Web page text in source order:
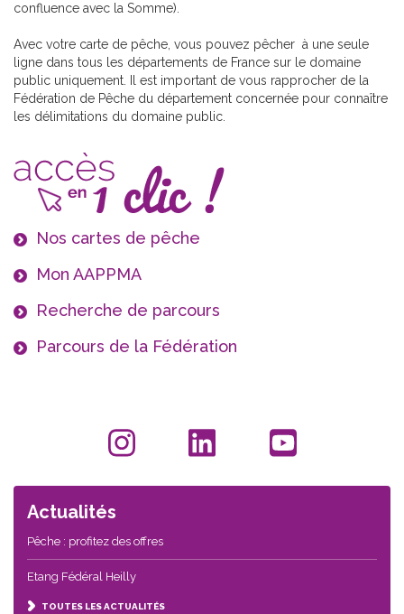
confluence avec la Somme).
Avec votre carte de pêche, vous pouvez pêcher à une seule
ligne dans tous les départements de France sur le domaine
public uniquement. Il est important de vous rapprocher de la
Fédération de Pêche du département concernée pour connaître
les délimitations du domaine public.
Nos cartes de pêche
Mon AAPPMA
Recherche de parcours
Parcours de la Fédération
Actualités
Pêche : profitez des offres
Etang Fédéral Heilly
TOUTES LES ACTUALITÉS